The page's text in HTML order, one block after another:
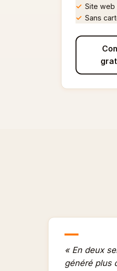
Site web
Sans
« En deux
généré plus